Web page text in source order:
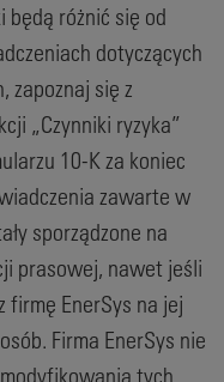
różnić się od
dotyczących
zapoznaj się z
„Czynniki ryzyka”
10-K za koniec
zawarte w
sporządzone na
prasowej, nawet jeśli
firmę EnerSys na jej
Firma EnerSys nie
tych